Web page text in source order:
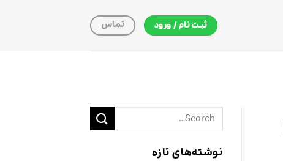
ثبت نام / ورود تماس
نوشته‌های تازه